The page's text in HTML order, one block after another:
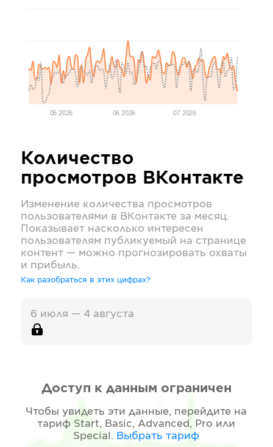
05 2026 06 2026 07 2026
Количество
просмотров ВКонтакте
Изменение количества просмотров
пользователями в ВКонтакте за месяц.
Показывает насколько интересен
пользователям публикуемый на странице
контент — можно прогнозировать охваты
и прибыль.
Как разобраться в этих цифрах?
6 июля — 4 августа
Доступ к данным ограничен
Чтобы увидеть эти данные, перейдите на
тариф Start, Basic, Advanced, Pro или
Special . Выбрать тариф